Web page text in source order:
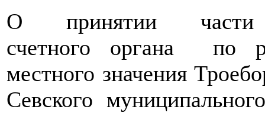
О принятии части
счетного органа по
местного значения
Севского